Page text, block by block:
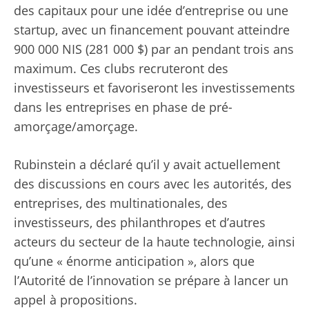
des capitaux pour une idée d’entreprise ou une
startup, avec un financement pouvant atteindre
900 000 NIS (281 000 $) par an pendant trois ans
maximum. Ces clubs recruteront des
investisseurs et favoriseront les investissements
dans les entreprises en phase de pré-
amorçage/amorçage.
Rubinstein a déclaré qu’il y avait actuellement
des discussions en cours avec les autorités, des
entreprises, des multinationales, des
investisseurs, des philanthropes et d’autres
acteurs du secteur de la haute technologie, ainsi
qu’une « énorme anticipation », alors que
l’Autorité de l’innovation se prépare à lancer un
appel à propositions.